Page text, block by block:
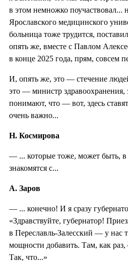
в этом немножко поучаствовал...
Ярославского медицинского
больница тоже трудится,
опять же, вместе с Павлом
в конце 2025 года, прям, совсем
И, опять же, это — стечение
это — министр
понимают, что — вот, здесь
очень важно...
Н. Космирова
— ... которые тоже, может быть, в
знакомятся с...
А. Заров
— ... конечно! И я сразу
«Здравствуйте, губернатор!
в Переславль-Залесский — у нас
мощности добавить. Там, как
Так, что...»